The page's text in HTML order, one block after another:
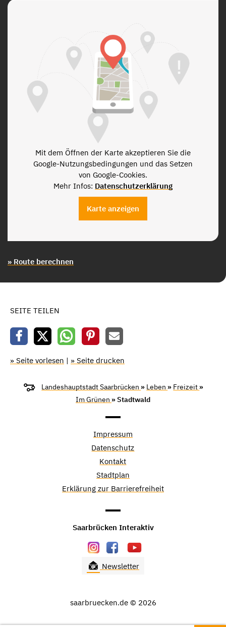
Mit dem Öffnen der Karte akzeptieren Sie die
Google-Nutzungsbedingungen und das Setzen
von Google-Cookies.
Mehr Infos: Datenschutzerklärung
Karte anzeigen
» Route berechnen
SEITE TEILEN
» Seite vorlesen | » Seite drucken
Landeshauptstadt Saarbrücken » Leben » Freizeit »
Im Grünen » Stadtwald
Impressum
Datenschutz
Kontakt
Stadtplan
Erklärung zur Barrierefreiheit
Saarbrücken Interaktiv
Newsletter
saarbruecken.de © 2026